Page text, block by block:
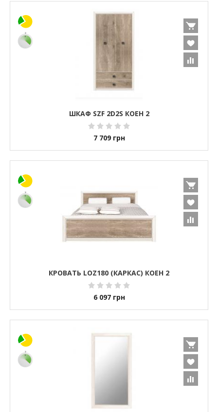
ШКАФ SZF 2D2S КОЕН 2
7 709 грн
КРОВАТЬ LOZ180 (КАРКАС) КОЕН 2
6 097 грн